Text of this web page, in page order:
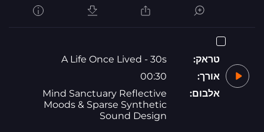
טראק:
A Life Once Lived - 30s
אורך:
00:30
אלבום:
Mind Sanctuary Reflective
Moods & Sparse Synthetic
Sound Design